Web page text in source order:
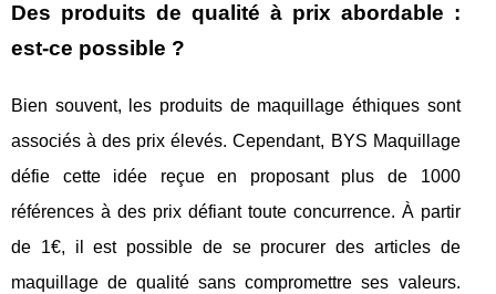
Des produits de qualité à prix abordable :
est-ce possible ?
Bien souvent, les produits de maquillage éthiques sont
associés à des prix élevés. Cependant, BYS Maquillage
défie cette idée reçue en proposant plus de 1000
références à des prix défiant toute concurrence. À partir
de 1€, il est possible de se procurer des articles de
maquillage de qualité sans compromettre ses valeurs.